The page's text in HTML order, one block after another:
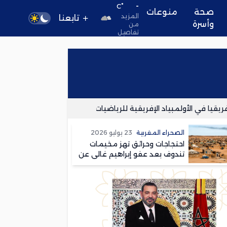
صحة
وأسرة
منوعات
-
°C
المزيد
من
تفاصيل
تابعنا
في الأولمبياد الإفريقية للرياضيات
الصحراء المغربية 23 يوليو 2026
احتجاجات وحرائق تهز مخيمات
تندوف بعد عفو إبراهيم غالي عن
متهم بقتل امرأة